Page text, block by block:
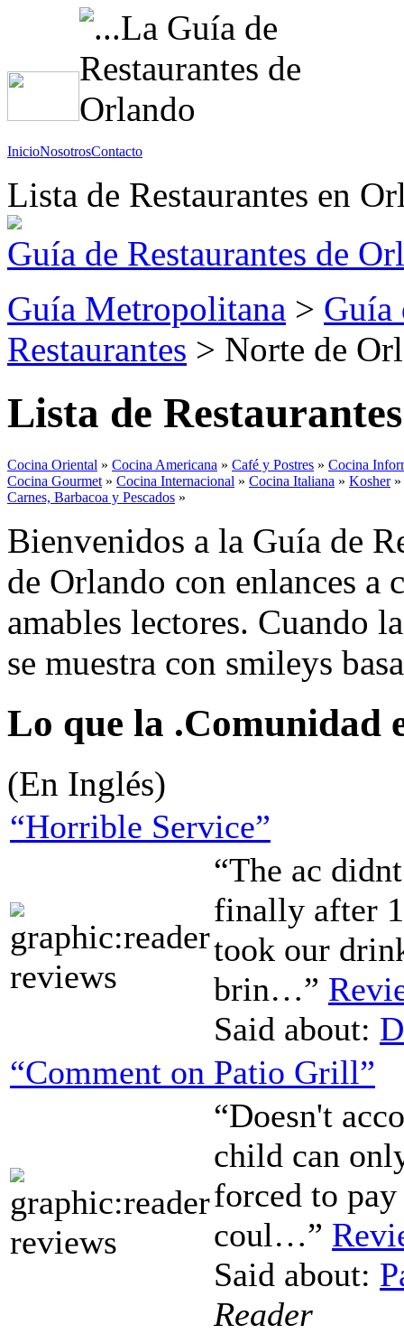
InicioNosotrosContacto
Lista de Restaurantes en
Guía de Restaurantes de
Guía Metropolitana > Guía
Restaurantes > Norte de
Lista de
Cocina Oriental » Cocina Americana » Café y Postres » Cocina
Cocina Gourmet » Cocina Internacional » Cocina Italiana » Kosher»
Carnes, Barbacoa y Pescados »
Bienvenidos a la Guía de
de Orlando con enlances a
amables lectores. Cuando
se muestra con smileys
Lo que la .Comunidad
(En Inglés)
“Horrible Service”
“The ac
finally after
took our
brin…”
Said about:
“Comment on Patio Grill”
“Doesn't
child can
forced to
coul…”
Said about:
Reader